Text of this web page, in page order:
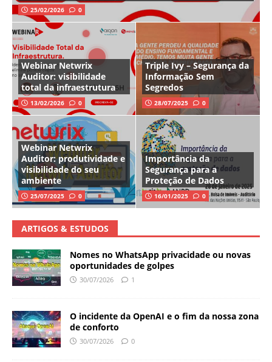
25/02/2026 0
Webinar Netwrix
Auditor: visibilidade
total da infraestrutura
13/02/2026 0
Triple Ivy – Segurança da
Informação Sem
Segredos
28/07/2025 0
Webinar Netwrix
Auditor: produtividade e
visibilidade do seu
ambiente
25/07/2025 0
Importância da
Segurança para a
Proteção de Dados
16/01/2025 0
ARTIGOS & ESTUDOS
Nomes no WhatsApp privacidade ou novas
oportunidades de golpes
30/07/2026 1
O incidente da OpenAI e o fim da nossa zona
de conforto
30/07/2026 0